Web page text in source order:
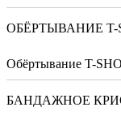
ОБЁРТЫВАНИЕ T-
Обёртывание T-
БАНДАЖНОЕ